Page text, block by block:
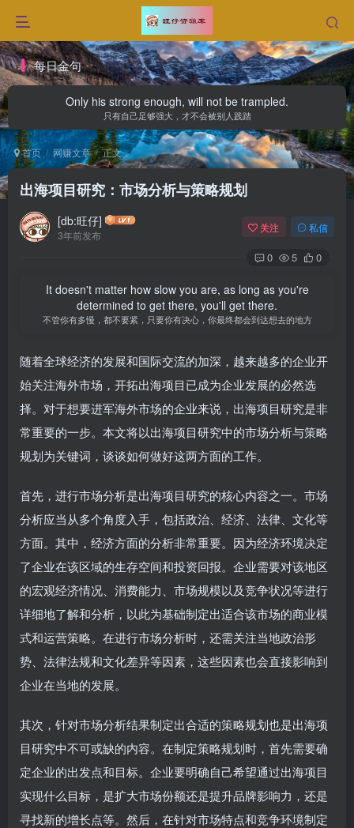
每日金句
Only his strong enough, will not be trampled.
只有自己足够强大，才不会被别人践踏
首页 网赚文章 正文
出海项目研究：市场分析与策略规划
[db:旺仔]
3年前发布
关注 私信
0 5 0
It doesn't matter how slow you are, as long as you're
determined to get there, you'll get there.
不管你有多慢，都不要紧，只要你有决心，你最终都会到达想去的地方
随着全球经济的发展和国际交流的加深，越来越多的企业开
始关注海外市场，开拓出海项目已成为企业发展的必然选
择。对于想要进军海外市场的企业来说，出海项目研究是非
常重要的一步。本文将以出海项目研究中的市场分析与策略
规划为关键词，谈谈如何做好这两方面的工作。
首先，进行市场分析是出海项目研究的核心内容之一。市场
分析应当从多个角度入手，包括政治、经济、法律、文化等
方面。其中，经济方面的分析非常重要。因为经济环境决定
了企业在该区域的生存空间和投资回报。企业需要对该地区
的宏观经济情况、消费能力、市场规模以及竞争状况等进行
详细地了解和分析，以此为基础制定出适合该市场的商业模
式和运营策略。在进行市场分析时，还需关注当地政治形
势、法律法规和文化差异等因素，这些因素也会直接影响到
企业在当地的发展。
其次，针对市场分析结果制定出合适的策略规划也是出海项
目研究中不可或缺的内容。在制定策略规划时，首先需要确
定企业的出发点和目标。企业要明确自己希望通过出海项目
实现什么目标，是扩大市场份额还是提升品牌影响力，还是
寻找新的增长点等。然后，在针对市场特点和竞争环境制定